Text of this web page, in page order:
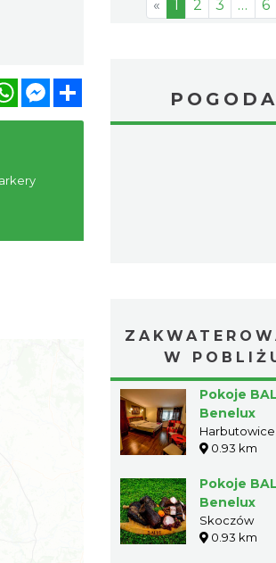
WhatsAppMessenger
« 1 2 3 … 6
POGODA
W
Pokoje
Benelux
Harbutowice
0.93 km
Pokoje
Benelux
Skoczów
0.93 km